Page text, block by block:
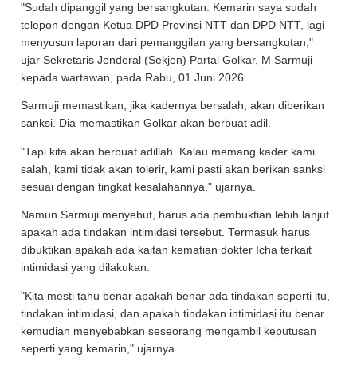
"Sudah dipanggil yang bersangkutan. Kemarin saya sudah
telepon dengan Ketua DPD Provinsi NTT dan DPD NTT, lagi
menyusun laporan dari pemanggilan yang bersangkutan,"
ujar Sekretaris Jenderal (Sekjen) Partai Golkar, M Sarmuji
kepada wartawan, pada Rabu, 01 Juni 2026.
Sarmuji memastikan, jika kadernya bersalah, akan diberikan
sanksi. Dia memastikan Golkar akan berbuat adil.
"Tapi kita akan berbuat adillah. Kalau memang kader kami
salah, kami tidak akan tolerir, kami pasti akan berikan sanksi
sesuai dengan tingkat kesalahannya," ujarnya.
Namun Sarmuji menyebut, harus ada pembuktian lebih lanjut
apakah ada tindakan intimidasi tersebut. Termasuk harus
dibuktikan apakah ada kaitan kematian dokter Icha terkait
intimidasi yang dilakukan.
"Kita mesti tahu benar apakah benar ada tindakan seperti itu,
tindakan intimidasi, dan apakah tindakan intimidasi itu benar
kemudian menyebabkan seseorang mengambil keputusan
seperti yang kemarin," ujarnya.